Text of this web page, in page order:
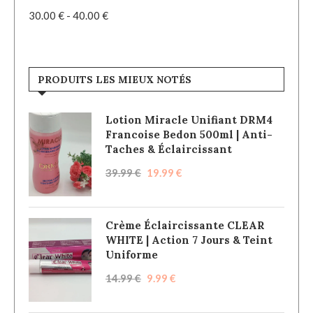
30.00 € - 40.00 €
PRODUITS LES MIEUX NOTÉS
Lotion Miracle Unifiant DRM4
Francoise Bedon 500ml | Anti-
Taches & Éclaircissant
39.99€ 19.99 €
Crème Éclaircissante CLEAR
WHITE | Action 7 Jours & Teint
Uniforme
14.99€ 9.99 €